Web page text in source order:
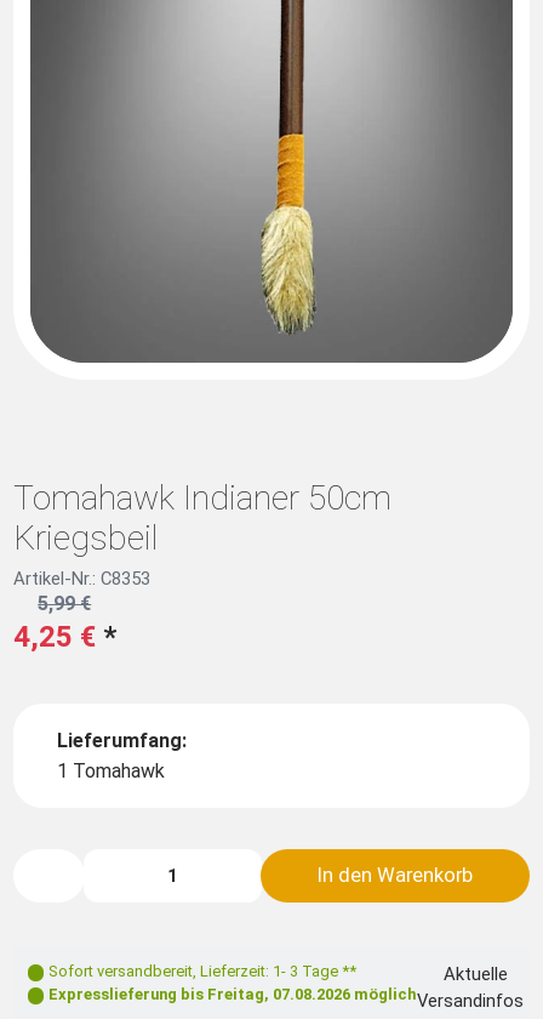
Tomahawk Indianer 50cm
Kriegsbeil
Artikel-Nr.: C8353
4,25 € *
5,99 €
Lieferumfang:
1 Tomahawk
In den Warenkorb
Sofort versandbereit, Lieferzeit: 1- 3 Tage **
Expresslieferung bis Freitag, 07.08.2026 möglich
Aktuelle
Versandinfos